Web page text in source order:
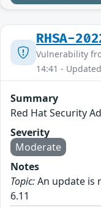
RHSA-
Vulnerability
14:41 -
Summary
Red Hat Security
Severity
Moderate
Notes
Topic:An update is
6.11